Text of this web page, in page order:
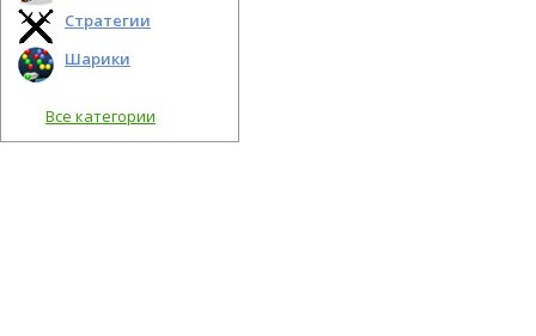
Стратегии
Шарики
Все категории